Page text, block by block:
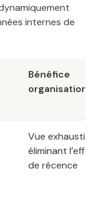
internes de
Bénéfice
Vue
éliminant l’effet
de récence